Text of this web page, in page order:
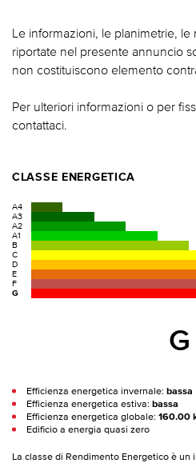
Le informazioni, le planimetrie,
riportate nel presente annuncio
non costituiscono elemento
Per ulteriori informazioni o per
contattaci.
CLASSE ENERGETICA
A4
A3
A2
A1
B
C
D
E
F
G
G
Efficienza energetica invernale: bassa
Efficienza energetica estiva: bassa
Efficienza energetica globale: 160.00
Edificio a energia quasi zero
La classe di Rendimento Energetico è